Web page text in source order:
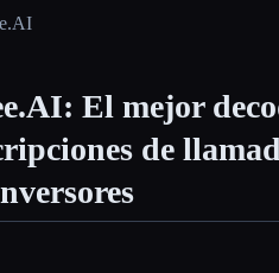
El mejor
de